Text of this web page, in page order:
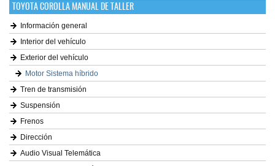
TOYOTA COROLLA MANUAL DE TALLER
Información general
Interior del vehículo
Exterior del vehículo
Motor Sistema híbrido
Tren de transmisión
Suspensión
Frenos
Dirección
Audio Visual Telemática